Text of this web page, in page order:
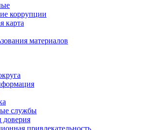
коррупции
карта
материалов
службы
доверия
привлекательность